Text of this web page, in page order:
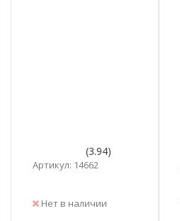
(3.94)
Артикул: 14662
Нет в наличии